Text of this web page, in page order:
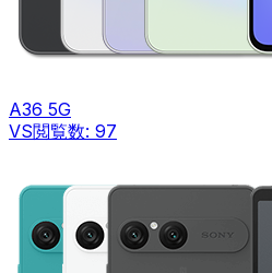
A36 5G
VS閲覧数: 97